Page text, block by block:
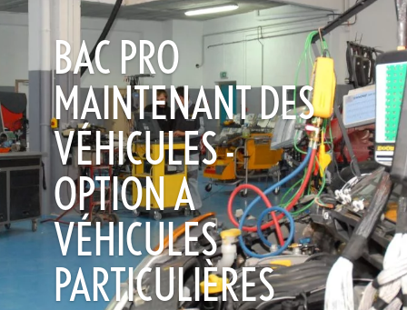
BAC PRO
MAINTENANT DES
VÉHICULES -
OPTION A
VÉHICULES
PARTICULIÈRES